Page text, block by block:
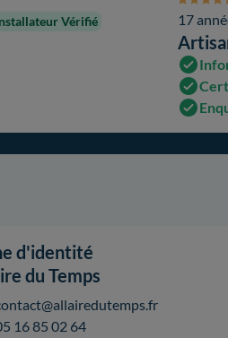
Vérifié 17
d'identité
du Temps
16 85 02 64